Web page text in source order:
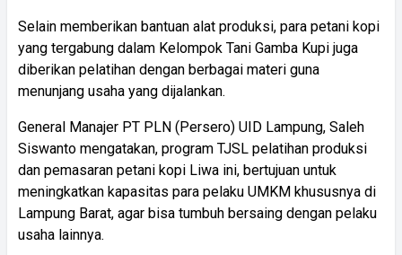
Selain memberikan bantuan alat produksi, para petani kopi
yang tergabung dalam Kelompok Tani Gamba Kupi juga
diberikan pelatihan dengan berbagai materi guna
menunjang usaha yang dijalankan.
General Manajer PT PLN (Persero) UID Lampung, Saleh
Siswanto mengatakan, program TJSL pelatihan produksi
dan pemasaran petani kopi Liwa ini, bertujuan untuk
meningkatkan kapasitas para pelaku UMKM khususnya di
Lampung Barat, agar bisa tumbuh bersaing dengan pelaku
usaha lainnya.